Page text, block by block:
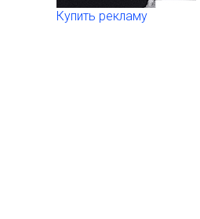
Купить рекламу